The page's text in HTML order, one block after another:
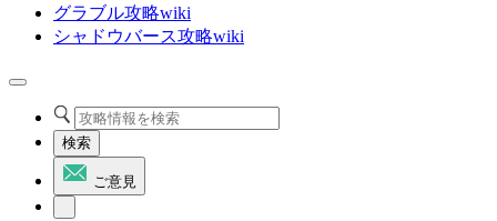
グラブル攻略wiki
シャドウバース攻略wiki
検索
ご意見